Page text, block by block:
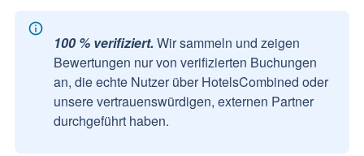
100 % verifiziert. Wir sammeln und zeigen
Bewertungen nur von verifizierten Buchungen
an, die echte Nutzer über HotelsCombined oder
unsere vertrauenswürdigen, externen Partner
durchgeführt haben.